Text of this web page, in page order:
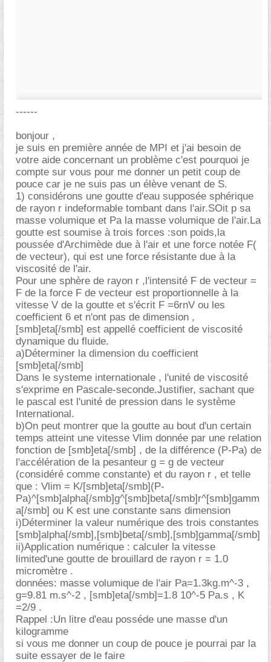
------
bonjour ,
je suis en première année de MPI et j'ai besoin de
votre aide concernant un problème c'est pourquoi je
compte sur vous pour me donner un petit coup de
pouce car je ne suis pas un élève venant de S.
1) considérons une goutte d'eau supposée sphérique
de rayon r indeformable tombant dans l'air.SOit p sa
masse volumique et Pa la masse volumique de l'air.La
goutte est soumise à trois forces :son poids,la
poussée d'Archimède due à l'air et une force notée F(
de vecteur), qui est une force résistante due à la
viscosité de l'air.
Pour une sphère de rayon r ,l'intensité F de vecteur =
F de la force F de vecteur est proportionnelle à la
vitesse V de la goutte et s'écrit F =6rnV ou les
coefficient 6 et n'ont pas de dimension ,
[smb]eta[/smb] est appellé coefficient de viscosité
dynamique du fluide.
a)Déterminer la dimension du coefficient
[smb]eta[/smb]
Dans le systeme internationale , l'unité de viscosité
s'exprime en Pascale-seconde.Justifier, sachant que
le pascal est l'unité de pression dans le système
International.
b)On peut montrer que la goutte au bout d'un certain
temps atteint une vitesse Vlim donnée par une relation
fonction de [smb]eta[/smb] , de la différence (P-Pa) de
l'accélération de la pesanteur g = g de vecteur
(considéré comme constante) et du rayon r , et telle
que : Vlim = K/[smb]eta[/smb](P-
Pa)^[smb]alpha[/smb]g^[smb]beta[/smb]r^[smb]gamm
a[/smb] ou K est une constante sans dimension
i)Déterminer la valeur numérique des trois constantes
[smb]alpha[/smb],[smb]beta[/smb],[smb]gamma[/smb]
ii)Application numérique : calculer la vitesse
limited'une goutte de brouillard de rayon r = 1.0
micromètre .
données: masse volumique de l'air Pa=1.3kg.m^-3 ,
g=9.81 m.s^-2 , [smb]eta[/smb]=1.8 10^-5 Pa.s , K
=2/9 .
Rappel :Un litre d'eau posséde une masse d'un
kilogramme
si vous me donner un coup de pouce je pourrai par la
suite essayer de le faire